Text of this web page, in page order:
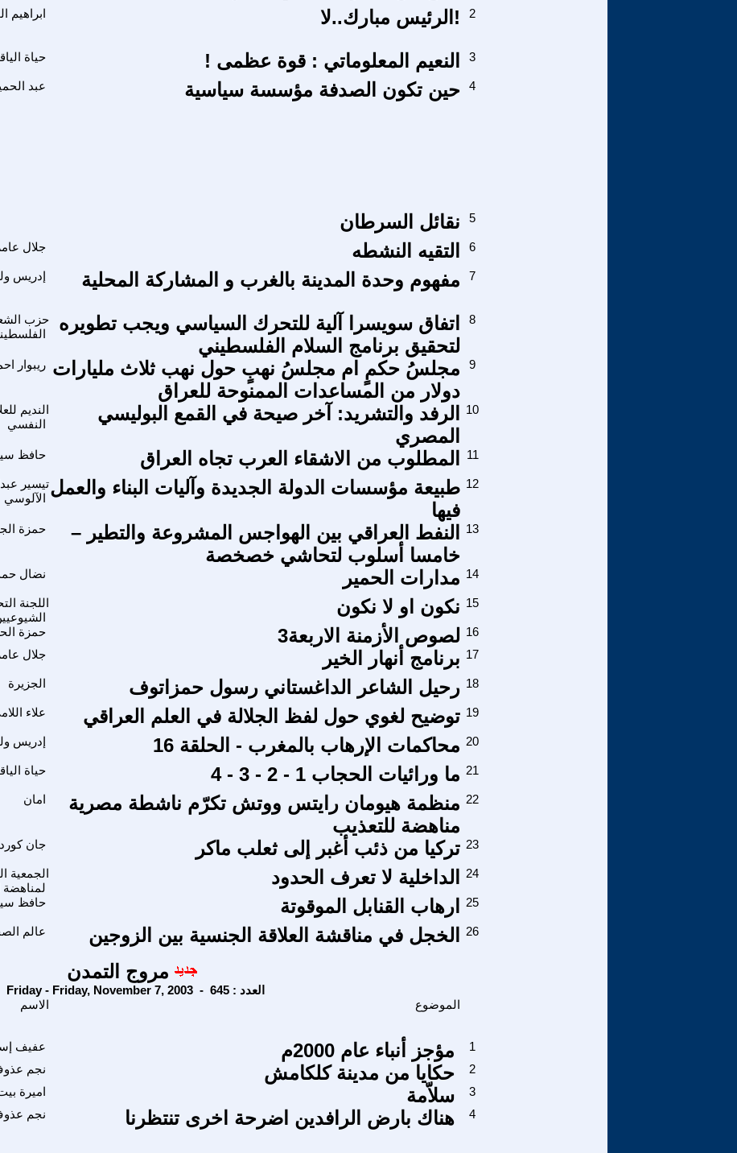
ابراهيم !الرئيس مبارك..لا 2
حياة النعيم المعلوماتي : قوة عظمى ! 3
عبد حين تكون الصدفة مؤسسة سياسية 4
نقائل السرطان 5
جلال التقيه النشطه 6
إدريس مفهوم وحدة المدينة بالغرب و المشاركة المحلية 7
حزب
اتفاق سويسرا آلية للتحرك السياسي ويجب تطويره
لتحقيق برنامج السلام الفلسطيني
8
ريبوار مجلسُ حكمٍ ام مجلسُ نهبٍ حول نهب ثلاث مليارات
دولار من المساعدات الممنوحة للعراق
9
النديم
النفسي
الرفد والتشريد: آخر صيحة في القمع البوليسي
المصري
10
حافظ المطلوب من الاشقاء العرب تجاه العراق 11
تيسير
الآلوسي طبيعة مؤسسات الدولة الجديدة وآليات البناء والعمل
فيها
12
حمزة
النفط العراقي بين الهواجس المشروعة والتطير –
خامسا أسلوب لتحاشي خصخصة
13
نضال مدارات الحمير 14
اللجنة
نكون او لا نكون 15
حمزة لصوص الأزمنة الاربعة3 16
جلال برنامج أنهار الخير 17
الجزيرة رحيل الشاعر الداغستاني رسول حمزاتوف 18
علاء توضيح لغوي حول لفظ الجلالة في العلم العراقي 19
إدريس محاكمات الإرهاب بالمغرب - الحلقة 16 20
حياة ما ورائيات الحجاب 1 - 2 - 3 - 4 21
امان
منظمة هيومان رايتس ووتش تكرّم ناشطة مصرية
مناهضة للتعذيب
22
جان كورد تركيا من ذئب أغبر إلى ثعلب ماكر 23
الجمعية
لمناهضة
الداخلية لا تعرف الحدود 24
حافظ ارهاب القنابل الموقوتة 25
عالم الخجل في مناقشة العلاقة الجنسية بين الزوجين 26
مروج التمدن
Friday - Friday, November 7, 2003 - العدد : 645
الاسم الموضوع
عفيف مؤجز أنباء عام 2000م
1
نجم حكايا من مدينة كلكامش
2
اميرة سلاّمة
3
نجم هناك بارض الرافدين اضرحة اخرى تنتظرنا 4